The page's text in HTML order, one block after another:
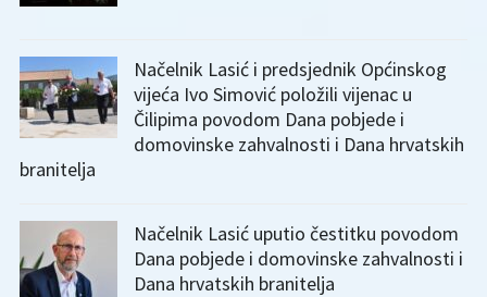
Načelnik Lasić i predsjednik Općinskog
vijeća Ivo Simović položili vijenac u
Čilipima povodom Dana pobjede i
domovinske zahvalnosti i Dana hrvatskih
branitelja
Načelnik Lasić uputio čestitku povodom
Dana pobjede i domovinske zahvalnosti i
Dana hrvatskih branitelja